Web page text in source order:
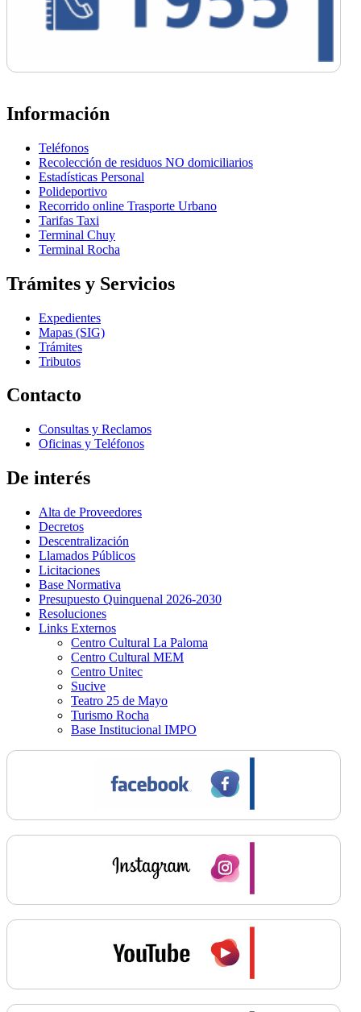
Información
Teléfonos
Recolección de residuos NO domiciliarios
Estadísticas Personal
Polideportivo
Recorrido online Trasporte Urbano
Tarifas Taxi
Terminal Chuy
Terminal Rocha
Trámites y Servicios
Expedientes
Mapas (SIG)
Trámites
Tributos
Contacto
Consultas y Reclamos
Oficinas y Teléfonos
De interés
Alta de Proveedores
Decretos
Descentralización
Llamados Públicos
Licitaciones
Base Normativa
Presupuesto Quinquenal 2026-2030
Resoluciones
Links Externos
Centro Cultural La Paloma
Centro Cultural MEM
Centro Unitec
Sucive
Teatro 25 de Mayo
Turismo Rocha
Base Institucional IMPO